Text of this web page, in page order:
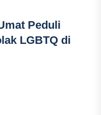
Peduli
LGBTQ di